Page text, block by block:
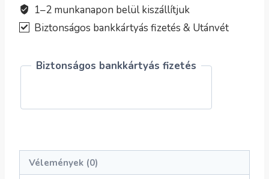
1–2 munkanapon belül kiszállítjuk
Biztonságos bankkártyás fizetés & Utánvét
Biztonságos bankkártyás fizetés
Vélemények (0)